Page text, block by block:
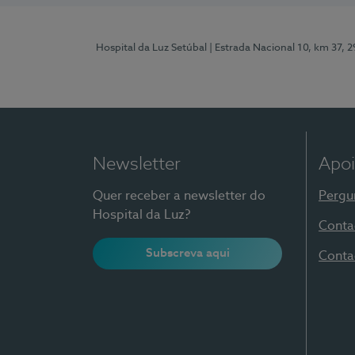
Hospital da Luz Setúbal | Estrada Nacional 10, km 37,
Newsletter
Quer receber a newsletter do
Hospital da Luz?
Subscreva aqui